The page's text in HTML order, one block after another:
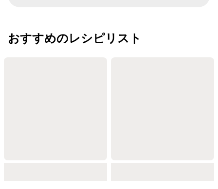
おすすめのレシピリスト